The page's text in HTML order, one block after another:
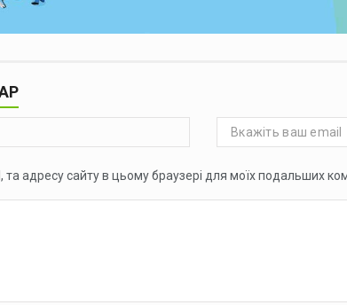
та адресу сайту в цьому браузері для моїх подальших